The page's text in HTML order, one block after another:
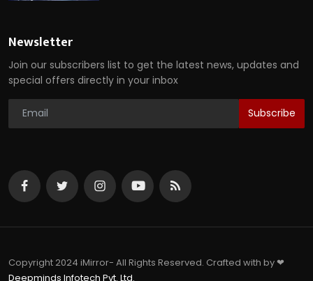
Newsletter
Join our subscribers list to get the latest news, updates and
special offers directly in your inbox
Subscribe
Copyright 2024 iMirror- All Rights Reserved. Crafted with by ❤
Deepminds Infotech Pvt. Ltd.